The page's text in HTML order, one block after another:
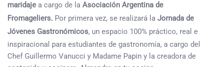
maridaje a cargo de la Asociación Argentina de
Fromageliers. Por primera vez, se realizará la Jornada de
Jóvenes Gastronómicos, un espacio 100% práctico, real e
inspiracional para estudiantes de gastronomía, a cargo del
Chef Guillermo Vanucci y Madame Papin y la creadora de